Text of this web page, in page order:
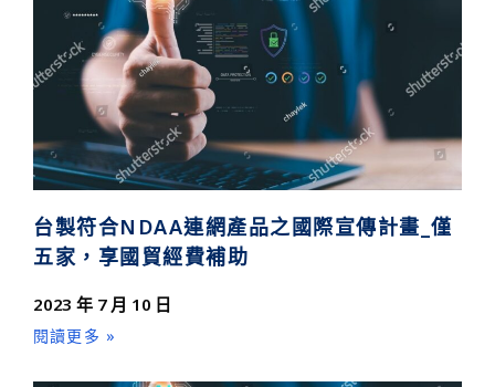
台製符合NDAA連網產品之國際宣傳計畫_僅
五家，享國貿經費補助
2023 年 7 月 10 日
閱讀更多 »